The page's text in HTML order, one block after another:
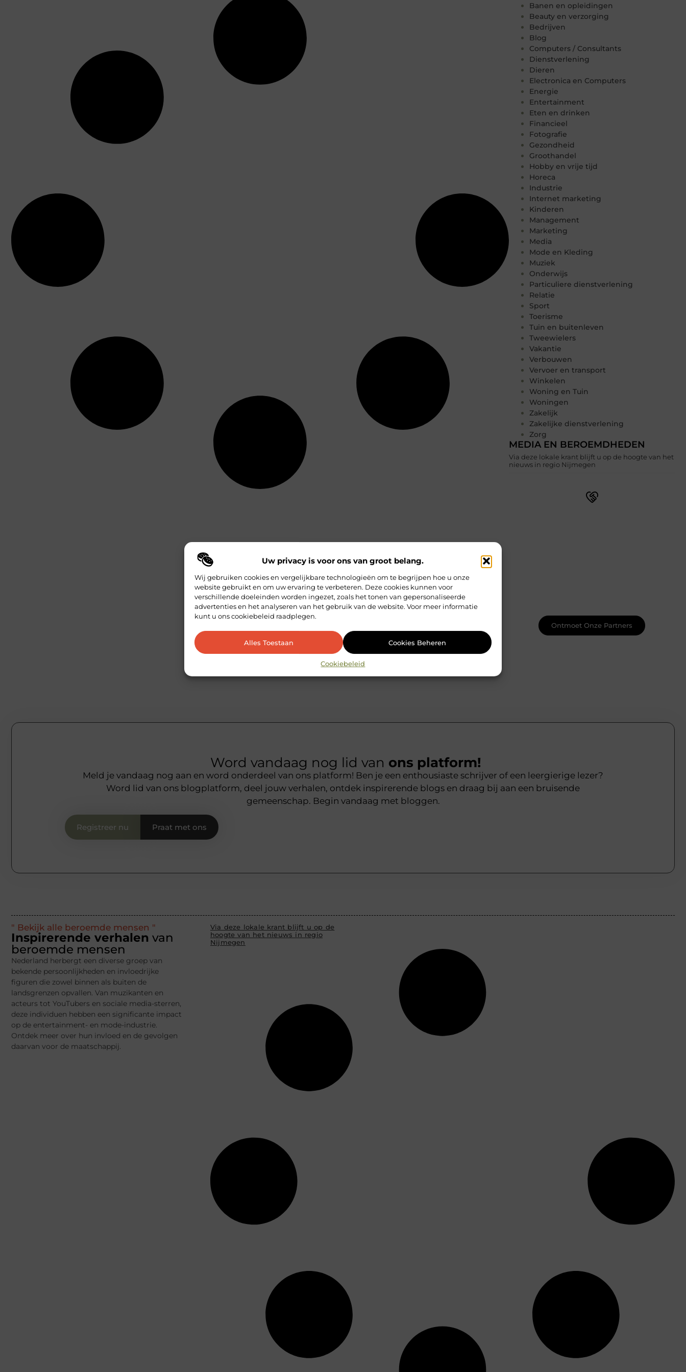
Uw privacy is voor ons van groot belang.
Wij gebruiken cookies en vergelijkbare technologieën om te begrijpen hoe u onze
website gebruikt en om uw ervaring te verbeteren. Deze cookies kunnen voor
verschillende doeleinden worden ingezet, zoals het tonen van gepersonaliseerde
advertenties en het analyseren van het gebruik van de website. Voor meer informatie
kunt u ons cookiebeleid raadplegen.
Alles Toestaan Cookies Beheren
Cookiebeleid
Banen en opleidingen
Beauty en verzorging
Bedrijven
Blog
Computers / Consultants
Dienstverlening
Dieren
Electronica en Computers
Energie
Entertainment
Eten en drinken
Financieel
Fotografie
Gezondheid
Groothandel
Hobby en vrije tijd
Horeca
Industrie
Internet marketing
Kinderen
Management
Marketing
Media
Mode en Kleding
Muziek
Onderwijs
Particuliere dienstverlening
Relatie
Sport
Toerisme
Tuin en buitenleven
Tweewielers
Vakantie
Verbouwen
Vervoer en transport
Winkelen
Woning en Tuin
Woningen
Zakelijk
Zakelijke dienstverlening
Zorg
MEDIA EN BEROEMDHEDEN
Via deze lokale krant blijft u op de hoogte van het
nieuws in regio Nijmegen
Ontmoet Onze Partners
Word vandaag nog lid van ons platform!
Meld je vandaag nog aan en word onderdeel van ons platform! Ben je een enthousiaste schrijver of een leergierige lezer?
Word lid van ons blogplatform, deel jouw verhalen, ontdek inspirerende blogs en draag bij aan een bruisende
gemeenschap. Begin vandaag met bloggen.
Registreer nu Praat met ons
" Bekijk alle beroemde mensen "
Inspirerende verhalen van
beroemde mensen
Nederland herbergt een diverse groep van
bekende persoonlijkheden en invloedrijke
figuren die zowel binnen als buiten de
landsgrenzen opvallen. Van muzikanten en
acteurs tot YouTubers en sociale media-sterren,
deze individuen hebben een significante impact
op de entertainment- en mode-industrie.
Ontdek meer over hun invloed en de gevolgen
daarvan voor de maatschappij.
Via deze lokale krant blijft u op de
hoogte van het nieuws in regio
Nijmegen